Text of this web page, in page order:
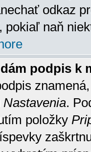
odkaz
pokiaľ naň
podpis k
Nastavenia.
položky